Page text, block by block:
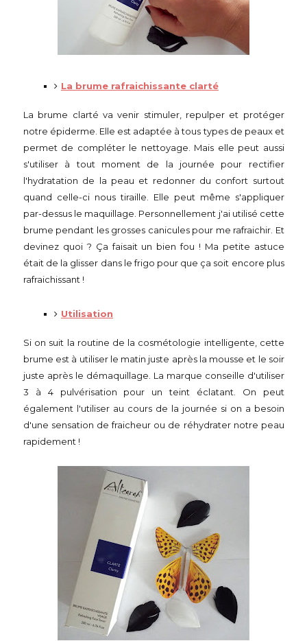
La brume rafraichissante clarté
La brume clarté va venir stimuler, repulper et protéger
notre épiderme. Elle est adaptée à tous types de peaux et
permet de compléter le nettoyage. Mais elle peut aussi
s'utiliser à tout moment de la journée pour rectifier
l'hydratation de la peau et redonner du confort surtout
quand celle-ci nous tiraille. Elle peut même s'appliquer
par-dessus le maquillage. Personnellement j'ai utilisé cette
brume pendant les grosses canicules pour me rafraichir. Et
devinez quoi ? Ça faisait un bien fou ! Ma petite astuce
était de la glisser dans le frigo pour que ça soit encore plus
rafraichissant !
Utilisation
Si on suit la routine de la cosmétologie intelligente, cette
brume est à utiliser le matin juste après la mousse et le soir
juste après le démaquillage. La marque conseille d'utiliser
3 à 4 pulvérisation pour un teint éclatant. On peut
également l'utiliser au cours de la journée si on a besoin
d'une sensation de fraicheur ou de réhydrater notre peau
rapidement !